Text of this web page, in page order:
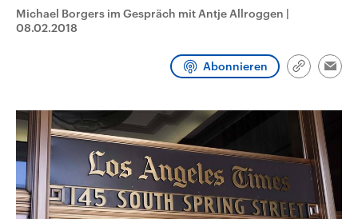
Libanon vom Iran
Sendungen
Michael Borgers im Gespräch mit Antje Allroggen |
08.02.2018
Abonnieren
Link